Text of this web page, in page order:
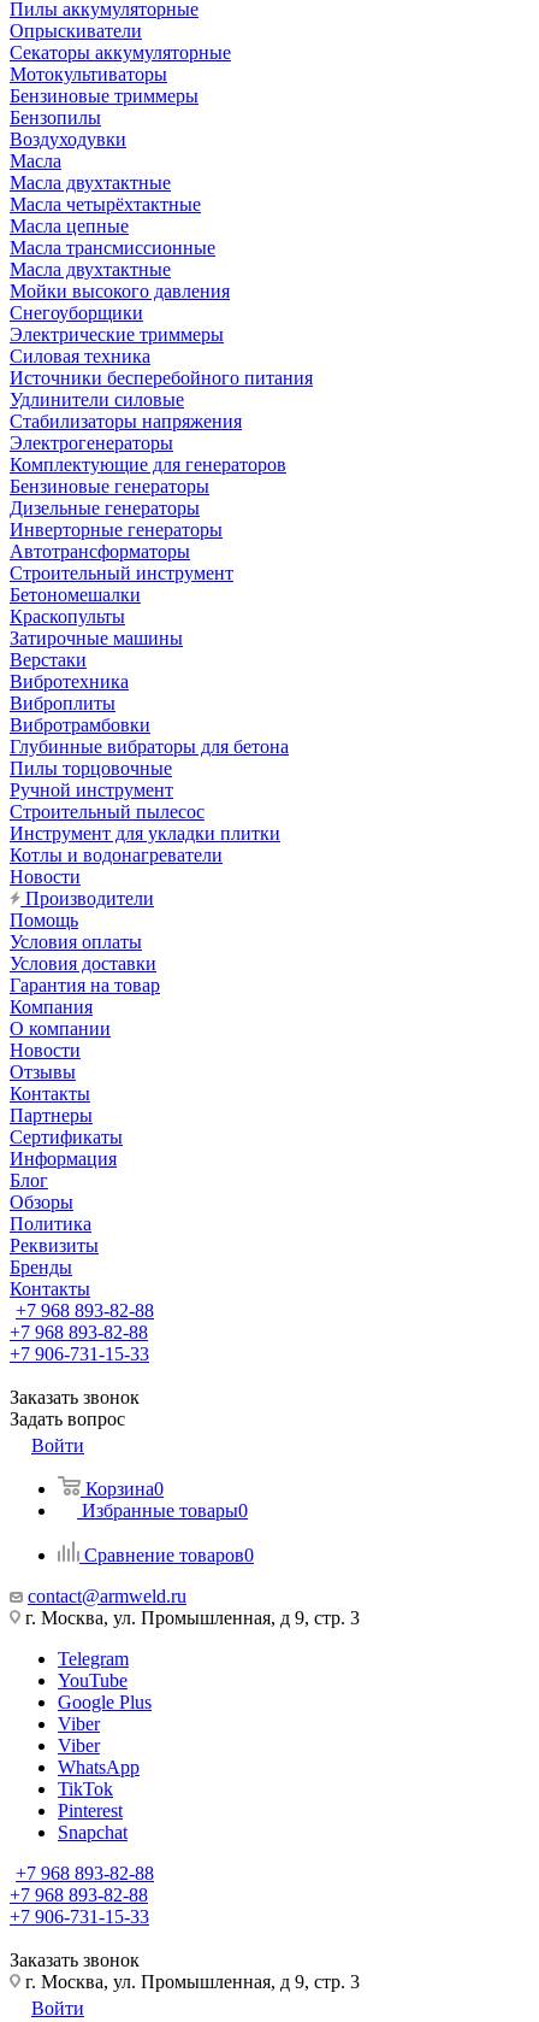
Пилы аккумуляторные
Опрыскиватели
Секаторы аккумуляторные
Мотокультиваторы
Бензиновые триммеры
Бензопилы
Воздуходувки
Масла
Масла двухтактные
Масла четырёхтактные
Масла цепные
Масла трансмиссионные
Масла двухтактные
Мойки высокого давления
Снегоуборщики
Электрические триммеры
Силовая техника
Источники бесперебойного питания
Удлинители силовые
Стабилизаторы напряжения
Электрогенераторы
Комплектующие для генераторов
Бензиновые генераторы
Дизельные генераторы
Инверторные генераторы
Автотрансформаторы
Строительный инструмент
Бетономешалки
Краскопульты
Затирочные машины
Верстаки
Вибротехника
Виброплиты
Вибротрамбовки
Глубинные вибраторы для бетона
Пилы торцовочные
Ручной инструмент
Строительный пылесос
Инструмент для укладки плитки
Котлы и водонагреватели
Новости
Производители
Помощь
Условия оплаты
Условия доставки
Гарантия на товар
Компания
О компании
Новости
Отзывы
Контакты
Партнеры
Сертификаты
Информация
Блог
Обзоры
Политика
Реквизиты
Бренды
Контакты
+7 968 893-82-88
+7 968 893-82-88
+7 906-731-15-33
Заказать звонок
Задать вопрос
Войти
Корзина0
Избранные товары0
Сравнение товаров0
contact@armweld.ru
г. Москва, ул. Промышленная, д 9, стр. 3
Telegram
YouTube
Google Plus
Viber
Viber
WhatsApp
TikTok
Pinterest
Snapchat
+7 968 893-82-88
+7 968 893-82-88
+7 906-731-15-33
Заказать звонок
г. Москва, ул. Промышленная, д 9, стр. 3
Войти